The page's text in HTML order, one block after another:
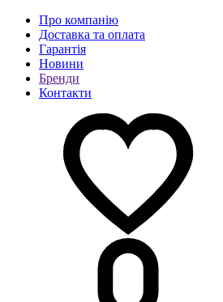
Про компанію
Доставка та оплата
Гарантія
Новини
Бренди
Контакти